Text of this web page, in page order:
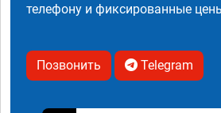
телефону и фиксированные
Позвонить Telegram